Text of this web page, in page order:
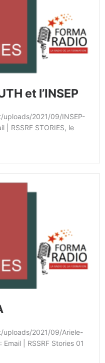
et l’INSEP
2021/09/INSEP-
| RSSRF STORIES, le
2021/09/Ariele-
| RSSRF Stories 01